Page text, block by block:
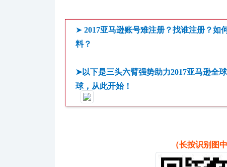
➤ 2017亚马逊账号难注册？找谁注册？如
料？
➤以下是三头六臂强势助力2017亚马逊全
球，从此开始！
（长按识别图